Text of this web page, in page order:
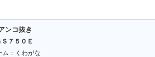
ンコ抜き
Ｓ７５０Ｅ
ム：くわがな